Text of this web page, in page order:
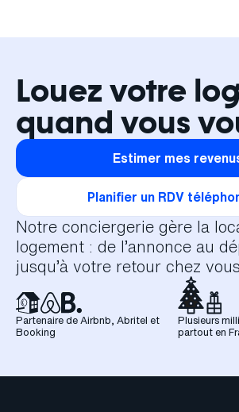
Louez votre
quand vous
Estimer mes
Planifier un RDV
Notre conciergerie gère la
logement : de l’annonce au
jusqu’à votre retour chez vous.
Partenaire de Airbnb, Abritel et
Booking
Plusieurs
partout en